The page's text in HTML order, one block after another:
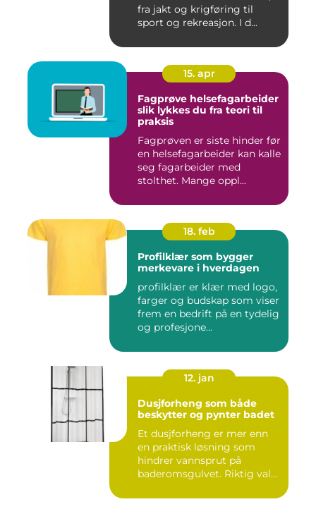
fra jakt og krigføring til
sport og rekreasjon. I d...
15. apr
Fagprøve helsefagarbeider
slik lykkes du fra teori til
praksis
Fagprøven er siste hinder før
en helsefagarbeider kan kalle
seg fagarbeider med
stolthet. Mange oppl...
18. feb
Profilklær som bygger
merkevare i hverdagen
profilklær er klær med logo,
farger og budskap som viser
frem en bedrift på en tydelig
og profesjone...
12. jan
Dusjforheng som både
beskytter og pynter badet
Et dusjforheng er mer enn
en praktisk løsning som
hindrer vannsprut på
baderomsgulvet. Riktig valg